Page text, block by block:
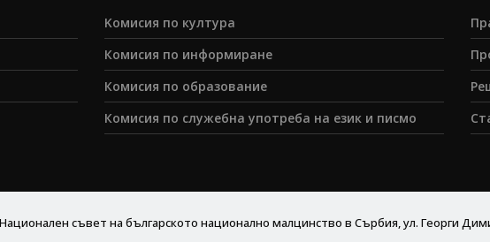
Koмисия по култура
Комисия по информиране
Комисия по образование
Комисия по служебна употреба на език и писмо
Национален съвет на българското национално малцинство в Сърбия, ул. Георги